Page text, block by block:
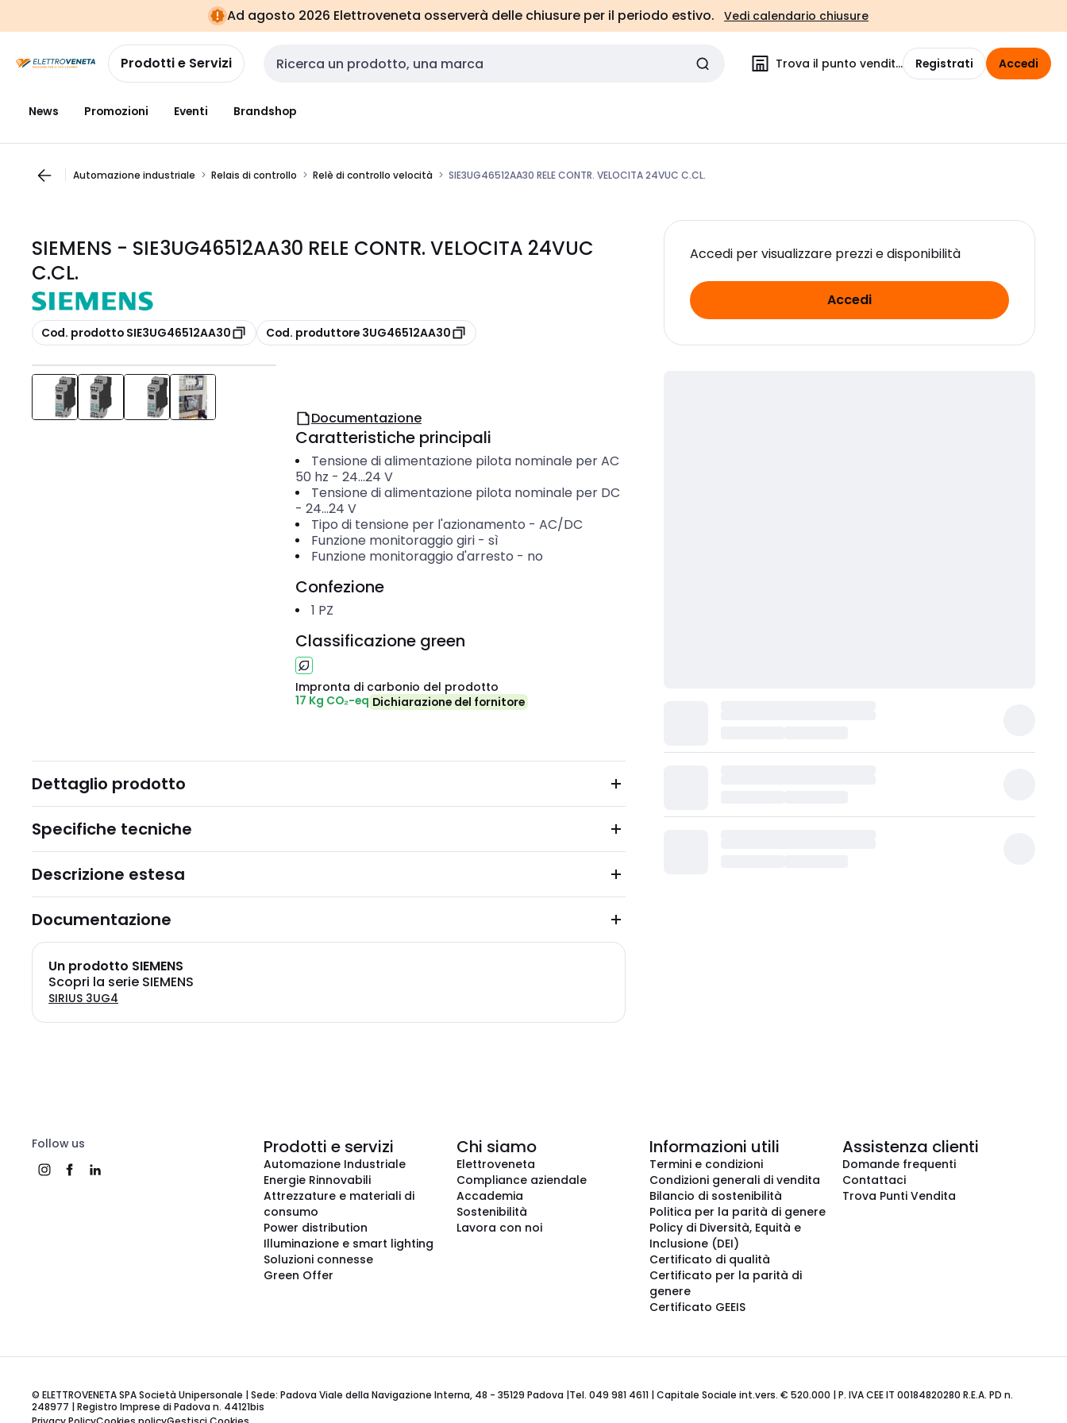
navigazionealla
pagina
Ad agosto 2026 Elettroveneta osserverà delle chiusure per il periodo estivo. Vedi calendario chiusure
Prodotti e Servizi Cerca input Trova il punto vendita Registrati Accedi
News Promozioni Eventi Brandshop
Automazione industriale Relais di controllo Relè di controllo velocità SIE3UG46512AA30 RELE CONTR. VELOCITA 24VUC C.CL.
SIEMENS - SIE3UG46512AA30 RELE CONTR. VELOCITA 24VUC
C.CL.
copia
Cod. prodotto SIE3UG46512AA30 copia
Cod. produttore 3UG46512AA30
Accedi per visualizzare prezzi e disponibilità
Accedi
Documentazione
Caratteristiche principali
Tensione di alimentazione pilota nominale per AC
50 hz - 24...24 V
Tensione di alimentazione pilota nominale per DC
- 24...24 V
Tipo di tensione per l'azionamento - AC/DC
Funzione monitoraggio giri- sì
Funzione monitoraggio d'arresto - no
Confezione
1 PZ
Classificazione green
Impronta di carbonio del prodotto
17 Kg CO₂-eq Dichiarazione del fornitore
Dettaglio prodotto
Specifiche tecniche
Descrizione estesa
Documentazione
Un prodotto SIEMENS
Scopri la serie SIEMENS
SIRIUS 3UG4
Follow us Prodotti e servizi
Automazione Industriale
Energie Rinnovabili
Attrezzature e materiali di
consumo
Power distribution
Illuminazione e smart lighting
Soluzioni connesse
Green Offer
Chi siamo
Elettroveneta
Compliance aziendale
Accademia
Sostenibilità
Lavora con noi
Informazioni utili
Termini e condizioni
Condizioni generali di vendita
Bilancio di sostenibilità
Politica per la parità di genere
Policy di Diversità, Equità e
Inclusione (DEI)
Certificato di qualità
Certificato per la parità di
genere
Certificato GEEIS
Assistenza clienti
Domande frequenti
Contattaci
Trova Punti Vendita
© ELETTROVENETA SPA Società Unipersonale | Sede: Padova Viale della Navigazione Interna, 48 - 35129 Padova |Tel. 049 981 4611 | Capitale Sociale int.vers. € 520.000 | P. IVA CEE IT 00184820280 R.E.A. PD n.
248977 | Registro Imprese di Padova n. 44121bis